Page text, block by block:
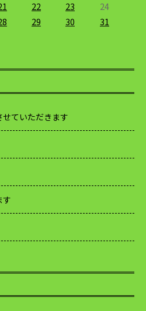
22 23
24
29 30 31
ていただきます
す